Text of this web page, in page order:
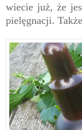
wiecie już, że
pielęgnacji.